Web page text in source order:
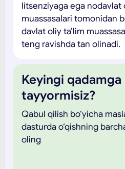
litsenziyaga ega nodavlat
muassasalari tomonidan
davlat oliy ta’lim
teng ravishda tan olinadi.
Keyingi qadamga
tayyormisiz?
Qabul qilish bo‘yicha
dasturda o‘qishning
oling